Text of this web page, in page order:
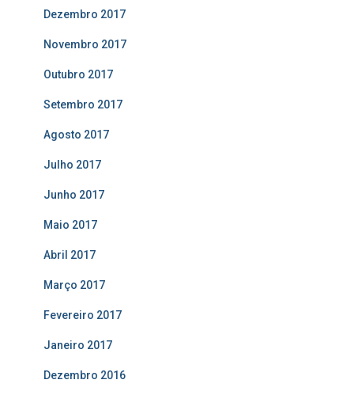
Dezembro 2017
Novembro 2017
Outubro 2017
Setembro 2017
Agosto 2017
Julho 2017
Junho 2017
Maio 2017
Abril 2017
Março 2017
Fevereiro 2017
Janeiro 2017
Dezembro 2016